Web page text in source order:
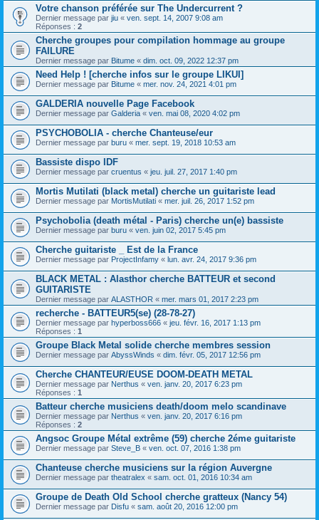
Votre chanson préférée sur The Undercurrent ?
Dernier message par jiu « ven. sept. 14, 2007 9:08 am
Réponses : 2
Cherche groupes pour compilation hommage au groupe
FAILURE
Dernier message par Bitume « dim. oct. 09, 2022 12:37 pm
Need Help ! [cherche infos sur le groupe LIKUI]
Dernier message par Bitume « mer. nov. 24, 2021 4:01 pm
GALDERIA nouvelle Page Facebook
Dernier message par Galderia « ven. mai 08, 2020 4:02 pm
PSYCHOBOLIA - cherche Chanteuse/eur
Dernier message par buru « mer. sept. 19, 2018 10:53 am
Bassiste dispo IDF
Dernier message par cruentus « jeu. juil. 27, 2017 1:40 pm
Mortis Mutilati (black metal) cherche un guitariste lead
Dernier message par MortisMutilati « mer. juil. 26, 2017 1:52 pm
Psychobolia (death métal - Paris) cherche un(e) bassiste
Dernier message par buru « ven. juin 02, 2017 5:45 pm
Cherche guitariste _ Est de la France
Dernier message par ProjectInfamy « lun. avr. 24, 2017 9:36 pm
BLACK METAL : Alasthor cherche BATTEUR et second
GUITARISTE
Dernier message par ALASTHOR « mer. mars 01, 2017 2:23 pm
recherche - BATTEUR5(se) (28-78-27)
Dernier message par hyperboss666 « jeu. févr. 16, 2017 1:13 pm
Réponses : 1
Groupe Black Metal solide cherche membres session
Dernier message par AbyssWinds « dim. févr. 05, 2017 12:56 pm
Cherche CHANTEUR/EUSE DOOM-DEATH METAL
Dernier message par Nerthus « ven. janv. 20, 2017 6:23 pm
Réponses : 1
Batteur cherche musiciens death/doom melo scandinave
Dernier message par Nerthus « ven. janv. 20, 2017 6:16 pm
Réponses : 2
Angsoc Groupe Métal extrême (59) cherche 2éme guitariste
Dernier message par Steve_B « ven. oct. 07, 2016 1:38 pm
Chanteuse cherche musiciens sur la région Auvergne
Dernier message par theatralex « sam. oct. 01, 2016 10:34 am
Groupe de Death Old School cherche gratteux (Nancy 54)
Dernier message par Disfu « sam. août 20, 2016 12:00 pm